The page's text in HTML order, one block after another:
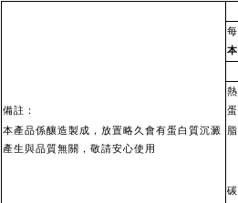
備註：
本產品係釀造製成，放置略久會有蛋白質沉澱
產生與品質無關，敬請安心使用